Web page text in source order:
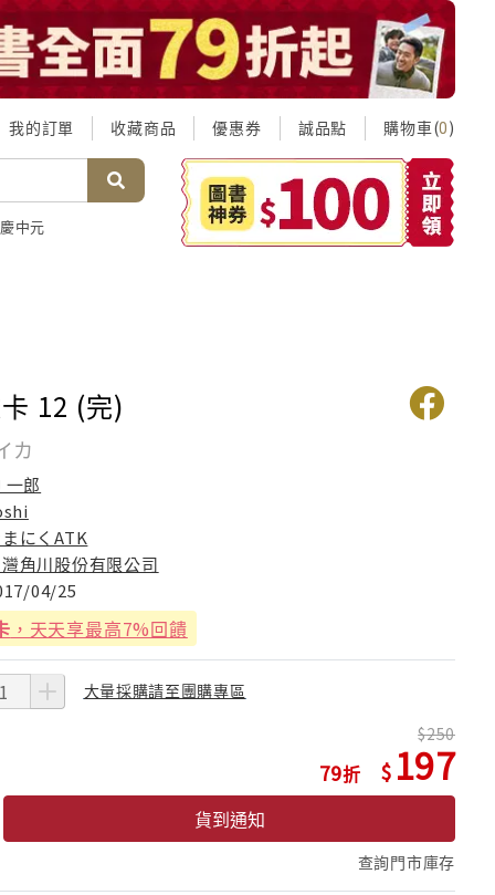
我的訂單 收藏商品 優惠券 誠品點 購物車(0)
中元
12 (完)
カ
一郎
にくATK
角川股份有限公司
04/25
，天天享最高7%回饋
大量採購請至團購專區
79
250
197
貨到通知
查詢門市庫存